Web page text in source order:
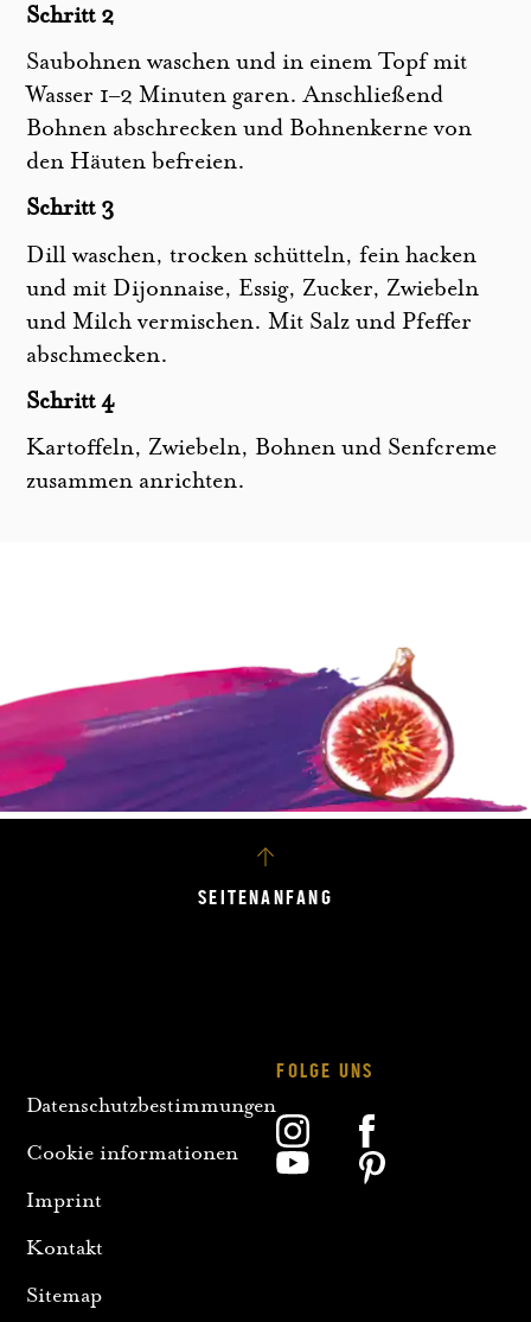
Schritt 2
Saubohnen waschen und in einem Topf mit
Wasser 1–2 Minuten garen. Anschließend
Bohnen abschrecken und Bohnenkerne von
den Häuten befreien.
Schritt 3
Dill waschen, trocken schütteln, fein hacken
und mit Dijonnaise, Essig, Zucker, Zwiebeln
und Milch vermischen. Mit Salz und Pfeffer
abschmecken.
Schritt 4
Kartoffeln, Zwiebeln, Bohnen und Senfcreme
zusammen anrichten.
SEITENANFANG
Datenschutzbestimmungen
Cookie informationen
Imprint
Kontakt
Sitemap
FOLGE UNS